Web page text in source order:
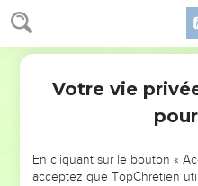
Jean 16
que je ne vous parlerai plus
parlerai ouvertement du Père.
En ce jour-là, vous
car le Père lui-même vous
Dieu.
Votre vie
En cliquant sur le bouton «
acceptez que TopChrétien